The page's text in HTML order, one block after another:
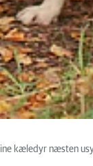
kæledyr næsten